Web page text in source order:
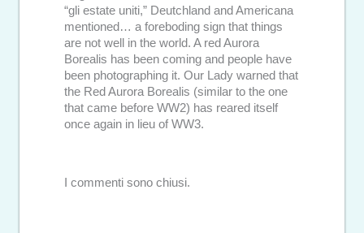
“gli estate uniti,” Deutchland and Americana
mentioned… a foreboding sign that things
are not well in the world. A red Aurora
Borealis has been coming and people have
been photographing it. Our Lady warned that
the Red Aurora Borealis (similar to the one
that came before WW2) has reared itself
once again in lieu of WW3.
I commenti sono chiusi.